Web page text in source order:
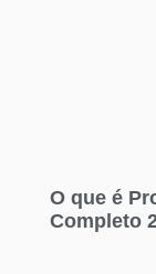
O que é
Completo